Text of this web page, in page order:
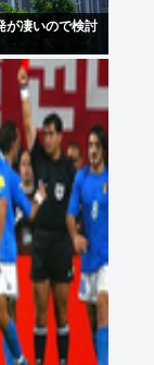
が凄いので検討